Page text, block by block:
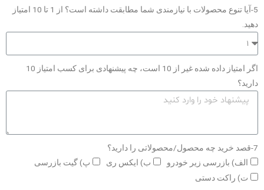
5-آیا تنوع محصولات با نیازمندی شما مطابقت داشته است؟ از 1 تا 10 امتیاز
دهید.
اگر امتیاز داده شده غیر از 10 است، چه پیشنهادی برای کسب امتیاز 10
دارید؟
7-قصد خرید چه محصول/محصولاتی را دارید؟
الف) بازرسی زیر خودرو
ب) ایکس ری
پ) گیت بازرسی
ت) راکت دستی